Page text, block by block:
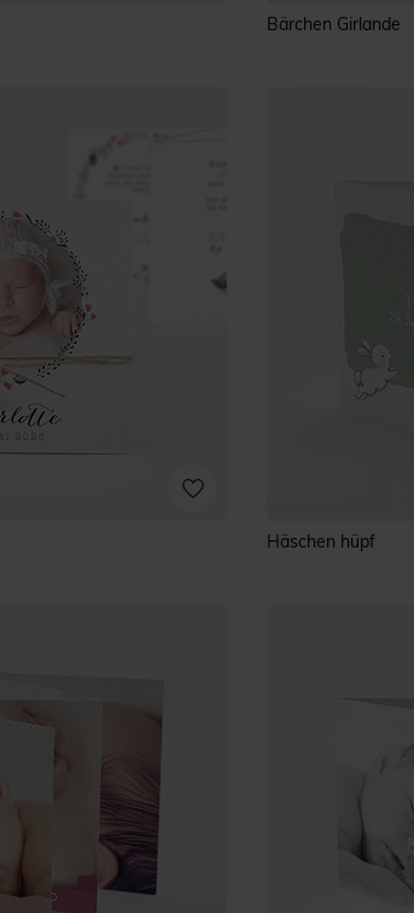
Bärchen Girlande
Häschen hüpf